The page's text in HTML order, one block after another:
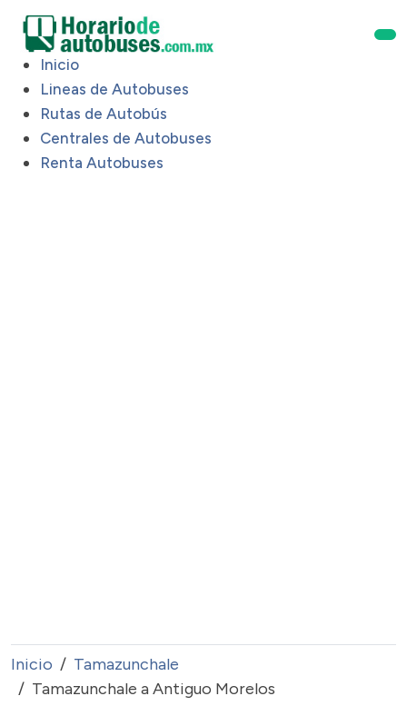
Inicio
Lineas de Autobuses
Rutas de Autobús
Centrales de Autobuses
Renta Autobuses
Inicio
Tamazunchale
Tamazunchale a Antiguo Morelos